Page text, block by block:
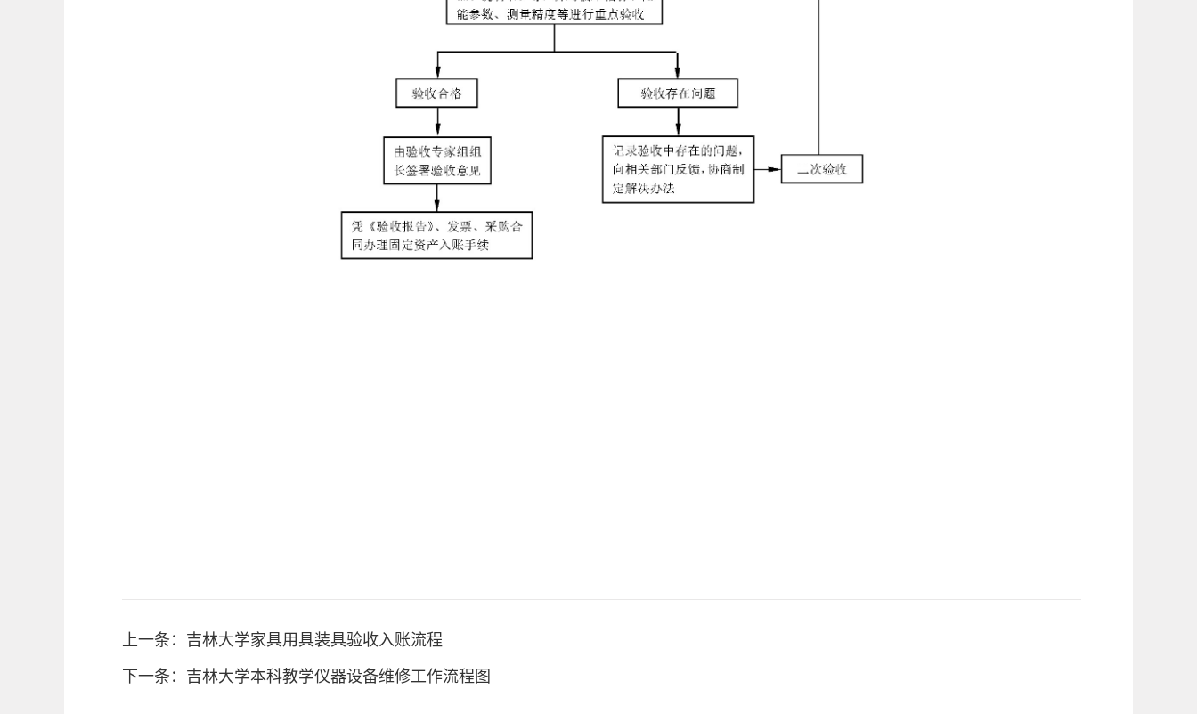
上一条：吉林大学家具用具装具验收入账流程
下一条：吉林大学本科教学仪器设备维修工作流程图